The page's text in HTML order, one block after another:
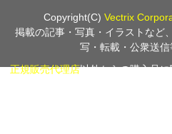
Copyright(C) Vectrix
掲載の記事・写真・イラストなど
写・転載・公衆送信
正規販売代理店以外からの購入品